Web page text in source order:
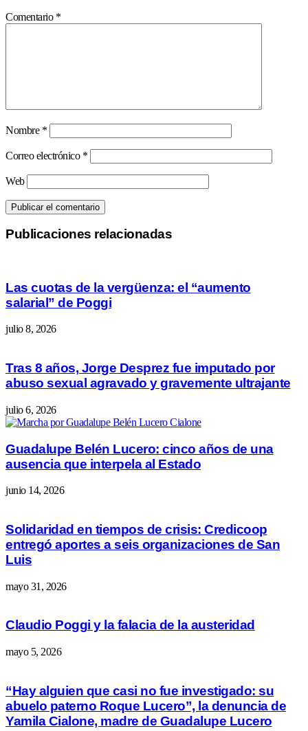
Comentario *
Nombre *
Correo electrónico *
Web
Publicaciones relacionadas
Las cuotas de la vergüenza: el “aumento
salarial” de Poggi
julio 8, 2026
Tras 8 años, Jorge Desprez fue imputado por
abuso sexual agravado y gravemente ultrajante
julio 6, 2026
Guadalupe Belén Lucero: cinco años de una
ausencia que interpela al Estado
junio 14, 2026
Solidaridad en tiempos de crisis: Credicoop
entregó aportes a seis organizaciones de San
Luis
mayo 31, 2026
Claudio Poggi y la falacia de la austeridad
mayo 5, 2026
“Hay alguien que casi no fue investigado: su
abuelo paterno Roque Lucero”, la denuncia de
Yamila Cialone, madre de Guadalupe Lucero